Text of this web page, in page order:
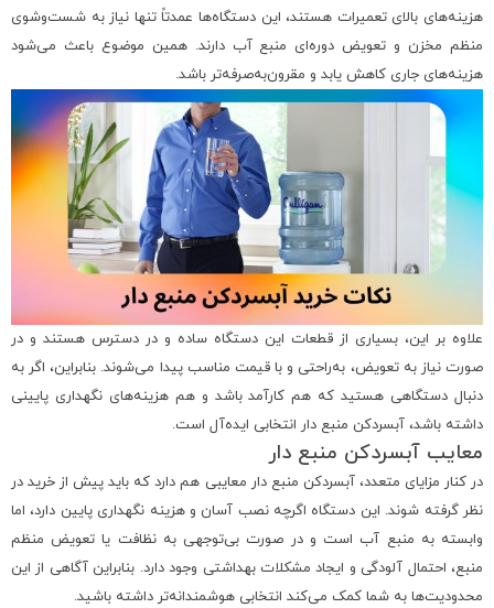
هزینه‌های بالای تعمیرات هستند، این دستگاه‌ها عمدتاً تنها نیاز به شست‌وشوی
منظم مخزن و تعویض دوره‌ای منبع آب دارند. همین موضوع باعث می‌شود
هزینه‌های جاری کاهش یابد و مقرون‌به‌صرفه‌تر باشد.
علاوه بر این، بسیاری از قطعات این دستگاه ساده و در دسترس هستند و در
صورت نیاز به تعویض، به‌راحتی و با قیمت مناسب پیدا می‌شوند. بنابراین، اگر به
دنبال دستگاهی هستید که هم کارآمد باشد و هم هزینه‌های نگهداری پایینی
داشته باشد، آبسردکن منبع دار انتخابی ایده‌آل است.
معایب آبسردکن منبع دار
در کنار مزایای متعدد، آبسردکن منبع دار معایبی هم دارد که باید پیش از خرید در
نظر گرفته شوند. این دستگاه اگرچه نصب آسان و هزینه نگهداری پایین دارد، اما
وابسته به منبع آب است و در صورت بی‌توجهی به نظافت یا تعویض منظم
منبع، احتمال آلودگی و ایجاد مشکلات بهداشتی وجود دارد. بنابراین آگاهی از این
محدودیت‌ها به شما کمک می‌کند انتخابی هوشمندانه‌تر داشته باشید.